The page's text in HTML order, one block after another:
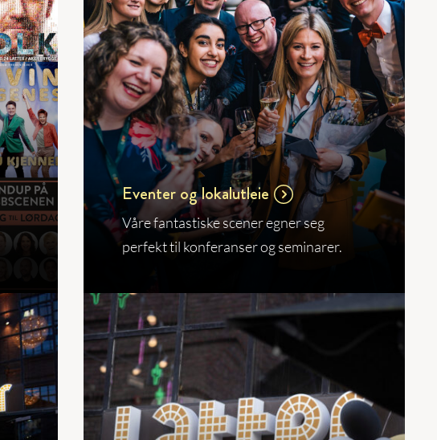
Eventer og lokalutleie
Våre fantastiske scener egner seg
perfekt til konferanser og seminarer.